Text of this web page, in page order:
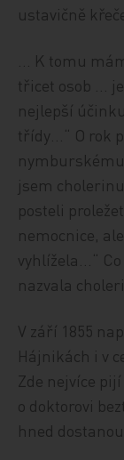
ustavičně
… K tomu
třicet osob …
nejlepší
třídy…“ O rok
jsem
posteli
nemocnice,
vyhlížela…“
nazvala
V září 1855
Hájnikách i v
Zde nejvíce
o doktorovi
hned